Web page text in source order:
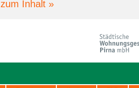
zum Inhalt »